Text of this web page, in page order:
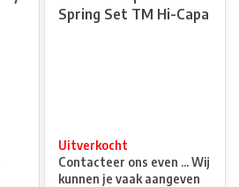
Spring Set TM Hi-Capa
Uitverkocht
Contacteer ons even ... Wij
kunnen je vaak aangeven